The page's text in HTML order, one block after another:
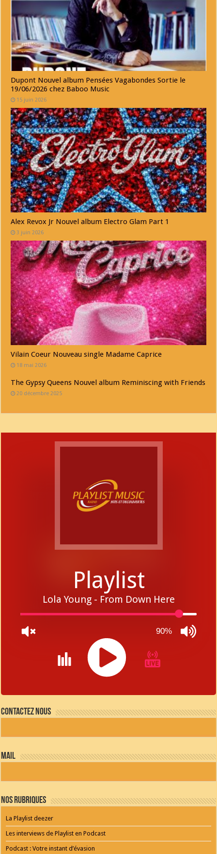
Dupont Nouvel album Pensées Vagabondes Sortie le
19/06/2026 chez Baboo Music
15 juin 2026
Alex Revox Jr Nouvel album Electro Glam Part 1
3 juin 2026
Vilain Coeur Nouveau single Madame Caprice
18 mai 2026
The Gypsy Queens Nouvel album Reminiscing with Friends
20 décembre 2025
Playlist
Lola Young - From Down Here
90%
PLAYER
and
by
WordPress
SERVICE
ONLINE
AGENTUR
MAINZ
Playlist
Contactez nous
mail
Nos Rubriques
La Playlist deezer
Les interviews de Playlist en Podcast
Podcast : Votre instant d’évasion